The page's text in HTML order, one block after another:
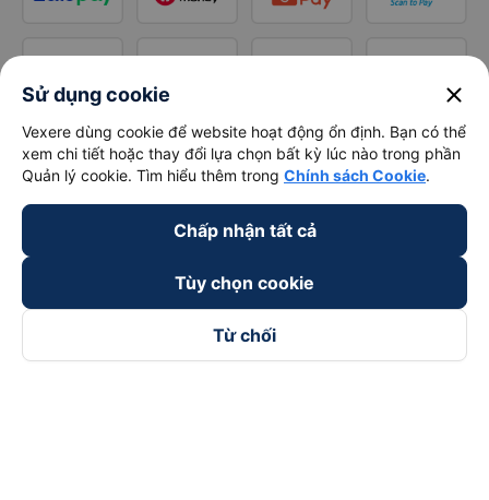
Sử dụng cookie close
Vexere dùng cookie để website hoạt động ổn định. Bạn có thể
xem chi tiết hoặc thay đổi lựa chọn bất kỳ lúc nào trong phần
Quản lý cookie. Tìm hiểu thêm trong Chính sách Cookie.
Chấp nhận tất cả
Tùy chọn cookie
Từ chối